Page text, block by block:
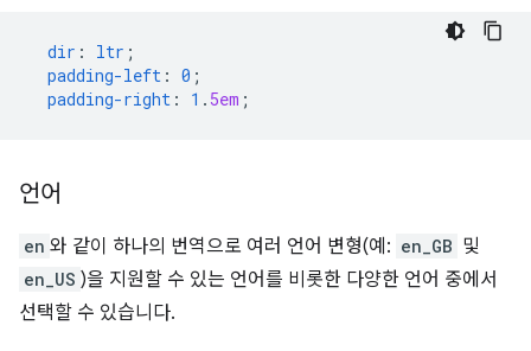
dir : ltr ;
padding-left : 0 ;
padding-right : 1 . 5em ;
언어
en 와 같이 하나의 번역으로 여러 언어 변형(예: en_GB 및
en_US )을 지원할 수 있는 언어를 비롯한 다양한 언어 중에서
선택할 수 있습니다.